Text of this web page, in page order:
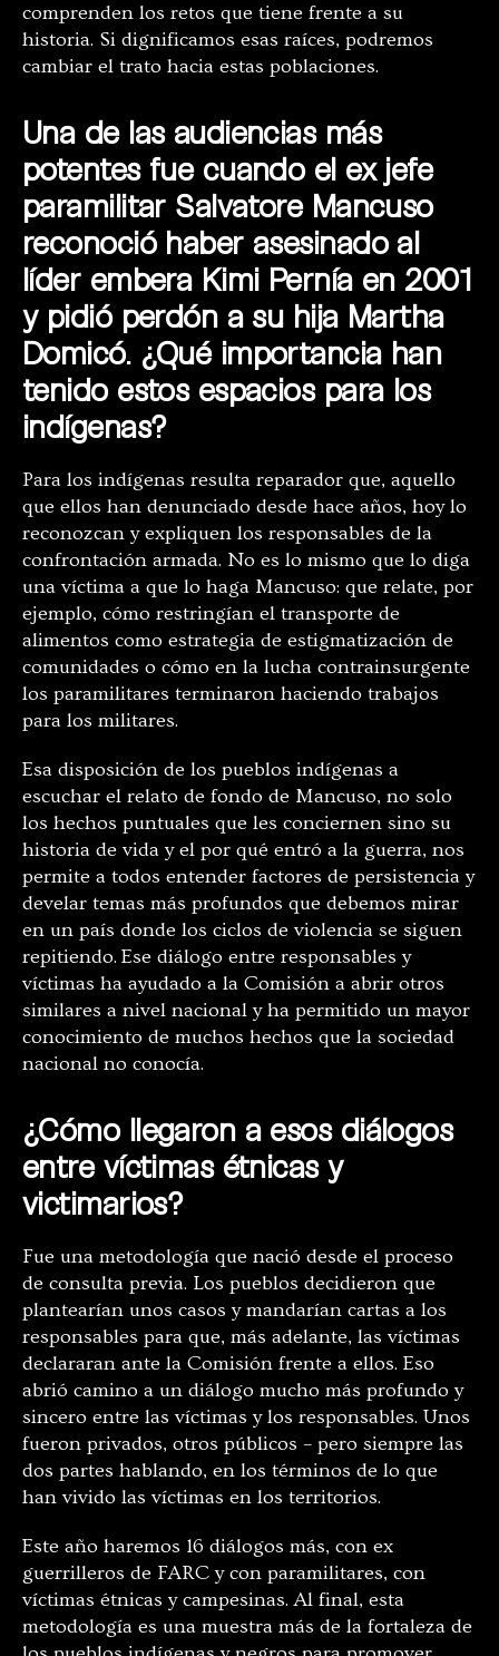
comprenden los retos que tiene frente a su
historia. Si dignificamos esas raíces, podremos
cambiar el trato hacia estas poblaciones.
Una de las audiencias más
potentes fue cuando el ex jefe
paramilitar Salvatore Mancuso
reconoció haber asesinado al
líder embera Kimi Pernía en 2001
y pidió perdón a su hija Martha
Domicó. ¿Qué importancia han
tenido estos espacios para los
indígenas?
Para los indígenas resulta reparador que, aquello
que ellos han denunciado desde hace años, hoy lo
reconozcan y expliquen los responsables de la
confrontación armada. No es lo mismo que lo diga
una víctima a que lo haga Mancuso: que relate, por
ejemplo, cómo restringían el transporte de
alimentos como estrategia de estigmatización de
comunidades o cómo en la lucha contrainsurgente
los paramilitares terminaron haciendo trabajos
para los militares.
Esa disposición de los pueblos indígenas a
escuchar el relato de fondo de Mancuso, no solo
los hechos puntuales que les conciernen sino su
historia de vida y el por qué entró a la guerra, nos
permite a todos entender factores de persistencia y
develar temas más profundos que debemos mirar
en un país donde los ciclos de violencia se siguen
repitiendo. Ese diálogo entre responsables y
víctimas ha ayudado a la Comisión a abrir otros
similares a nivel nacional y ha permitido un mayor
conocimiento de muchos hechos que la sociedad
nacional no conocía.
¿Cómo llegaron a esos diálogos
entre víctimas étnicas y
victimarios?
Fue una metodología que nació desde el proceso
de consulta previa. Los pueblos decidieron que
plantearían unos casos y mandarían cartas a los
responsables para que, más adelante, las víctimas
declararan ante la Comisión frente a ellos. Eso
abrió camino a un diálogo mucho más profundo y
sincero entre las víctimas y los responsables. Unos
fueron privados, otros públicos – pero siempre las
dos partes hablando, en los términos de lo que
han vivido las víctimas en los territorios.
Este año haremos 16 diálogos más, con ex
guerrilleros de FARC y con paramilitares, con
víctimas étnicas y campesinas. Al final, esta
metodología es una muestra más de la fortaleza de